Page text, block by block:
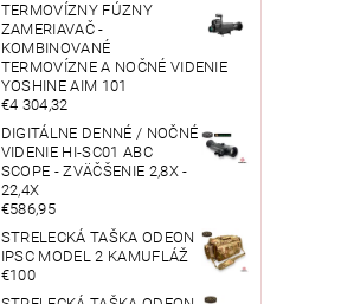
TERMOVÍZNY FÚZNY
ZAMERIAVAČ -
KOMBINOVANÉ
TERMOVÍZNE A NOČNÉ VIDENIE
YOSHINE AIM 101
€4 304,32
DIGITÁLNE DENNÉ / NOČNÉ
VIDENIE HI-SC01 ABC
SCOPE - ZVÄČŠENIE 2,8X -
22,4X
€586,95
STRELECKÁ TAŠKA ODEON
IPSC MODEL 2 KAMUFLÁŽ
€100